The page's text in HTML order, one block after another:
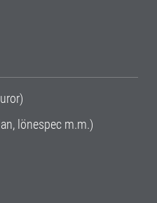
lönespec m.m.)